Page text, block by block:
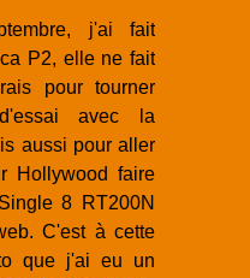
j'ai fait
P2, elle ne fait
pour tourner
avec la
aussi pour aller
Hollywood faire
8 RT200N
C'est à cette
que j'ai eu un